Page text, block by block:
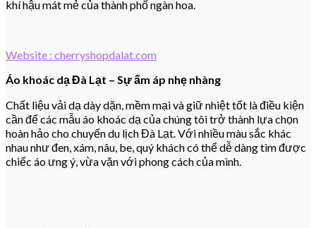
khí hậu mát mẻ của thành phố ngàn hoa.
Website : cherryshopdalat.com
Áo khoác dạ Đà Lạt – Sự ấm áp nhẹ nhàng
Chất liệu vải dạ dày dặn, mềm mại và giữ nhiệt tốt là điều kiện
cần để các mẫu áo khoác dạ của chúng tôi trở thành lựa chọn
hoàn hảo cho chuyến du lịch Đà Lạt. Với nhiều màu sắc khác
nhau như đen, xám, nâu, be, quý khách có thể dễ dàng tìm được
chiếc áo ưng ý, vừa vặn với phong cách của mình.